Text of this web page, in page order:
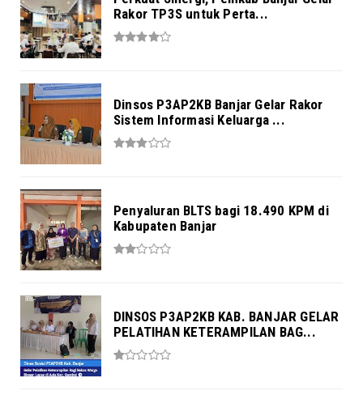
Rakor TP3S untuk Perta...
Dinsos P3AP2KB Banjar Gelar Rakor
Sistem Informasi Keluarga ...
Penyaluran BLTS bagi 18.490 KPM di
Kabupaten Banjar
DINSOS P3AP2KB KAB. BANJAR GELAR
PELATIHAN KETERAMPILAN BAG...